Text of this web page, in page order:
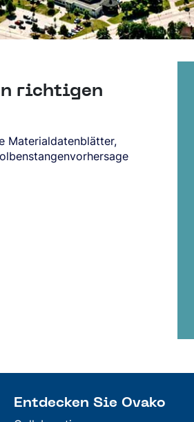
richtigen
Materialdatenblätter,
Entdecken Sie Ovako